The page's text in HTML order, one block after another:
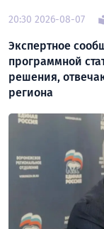
20:30 2026-08-07
Экспертное
программной
решения,
региона